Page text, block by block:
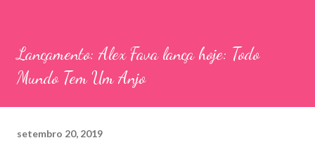
Lançamento: Alex Fava lança hoje: Todo
Mundo Tem Um Anjo
setembro 20, 2019